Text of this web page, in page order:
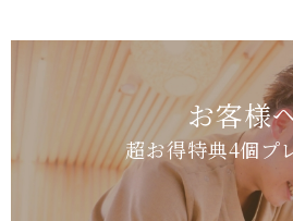
お客様
超お得特典4個プ